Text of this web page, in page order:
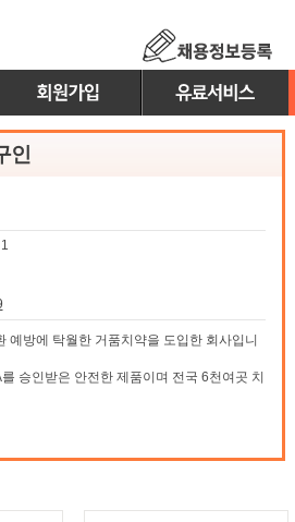
인
예방에 탁월한 거품치약을 도입한 회사입니
승인받은 안전한 제품이며 전국 6천여곳 치